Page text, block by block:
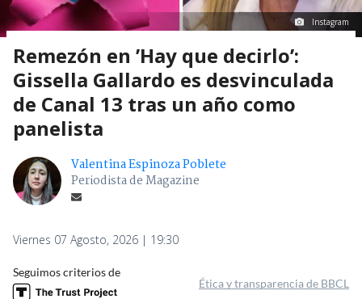
Instagram
Remezón en ’Hay que decirlo’:
Gissella Gallardo es desvinculada
de Canal 13 tras un año como
panelista
Valentina Espinoza Poblete
Periodista de Magazine
Viernes 07 Agosto, 2026 | 19:30
Seguimos criterios de
Ética y transparencia de BBCL